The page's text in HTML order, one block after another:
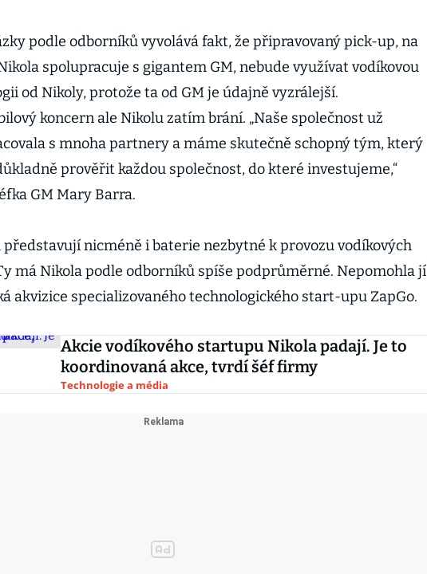
podle odborníků vyvolává fakt, že připravovaný pick-up, na
spolupracuje s gigantem GM, nebude využívat vodíkovou
od Nikoly, protože ta od GM je údajně vyzrálejší.
koncern ale Nikolu zatím brání. „Naše společnost už
s mnoha partnery a máme skutečně schopný tým, který
prověřit každou společnost, do které investujeme,“
GM Mary Barra.
představují nicméně i baterie nezbytné k provozu vodíkových
má Nikola podle odborníků spíše podprůměrné. Nepomohla jí
akvizice specializovaného technologického start-upu ZapGo.
Akcie vodíkového startupu Nikola padají. Je to
koordinovaná akce, tvrdí šéf firmy
Technologie a média